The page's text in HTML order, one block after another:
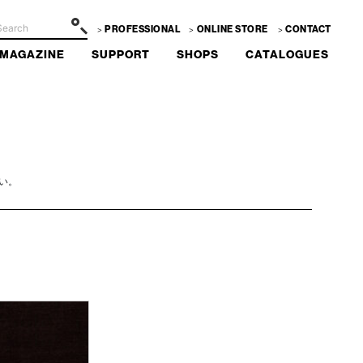
PROFESSIONAL ONLINE STORE CONTACT
MAGAZINE SUPPORT SHOPS CATALOGUES
。